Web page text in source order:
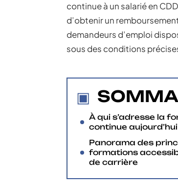
continue à un salarié en
d’obtenir un
demandeurs d’emploi
sous des conditions
À qui s’adresse la
continue
Panorama des
formations
de carrière